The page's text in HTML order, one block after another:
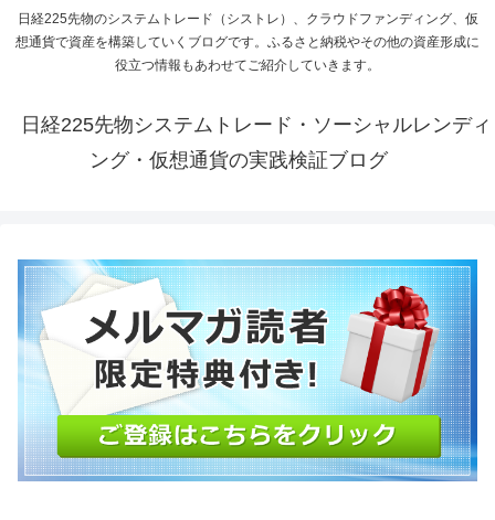
日経225先物のシステムトレード（シストレ）、クラウドファンディング、仮
想通貨で資産を構築していくブログです。ふるさと納税やその他の資産形成に
役立つ情報もあわせてご紹介していきます。
日経225先物システムトレード・ソーシャルレンディ
ング・仮想通貨の実践検証ブログ